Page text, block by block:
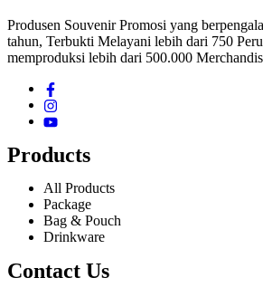
Produsen Souvenir Promosi yang
tahun, Terbukti Melayani lebih dari 750
memproduksi lebih dari 500.000
Products
All Products
Package
Bag & Pouch
Drinkware
Contact Us